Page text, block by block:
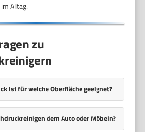
Alltag.
zu
ist für welche Oberfläche geeignet?
dem Auto oder Möbeln?